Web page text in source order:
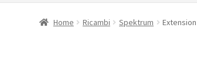
Home Ricambi Spektrum